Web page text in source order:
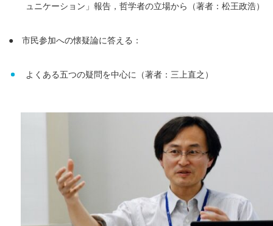
ュニケーション」報告，哲学者の立場から（著者：松王政浩）
● 市民参加への懐疑論に答える：
よくある五つの疑問を中心に（著者：三上直之）